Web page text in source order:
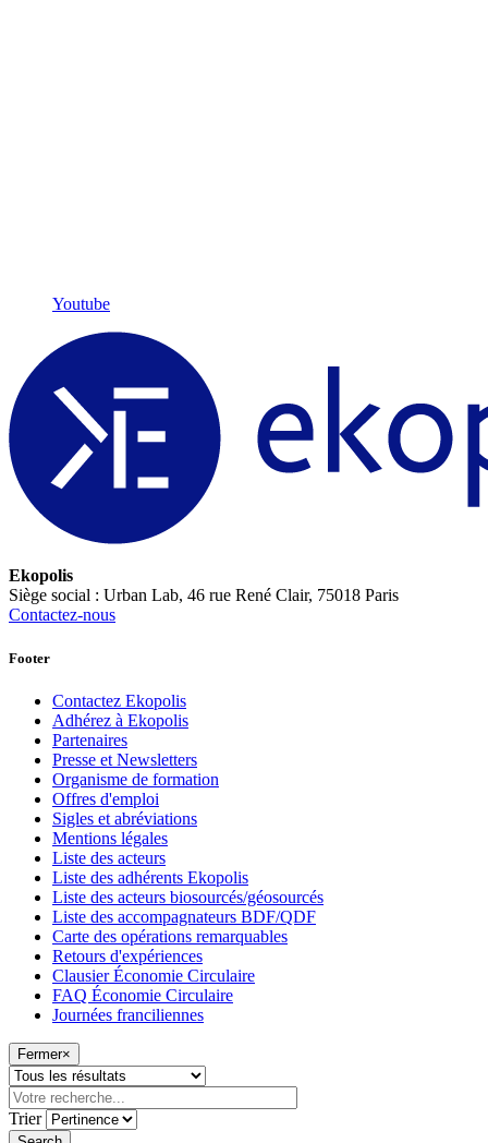
Youtube
Ekopolis
Siège social : Urban Lab, 46 rue René Clair, 75018 Paris
Contactez-nous
Footer
Contactez Ekopolis
Adhérez à Ekopolis
Partenaires
Presse et Newsletters
Organisme de formation
Offres d'emploi
Sigles et abréviations
Mentions légales
Liste des acteurs
Liste des adhérents Ekopolis
Liste des acteurs biosourcés/géosourcés
Liste des accompagnateurs BDF/QDF
Carte des opérations remarquables
Retours d'expériences
Clausier Économie Circulaire
FAQ Économie Circulaire
Journées franciliennes
Fermer×
Trier